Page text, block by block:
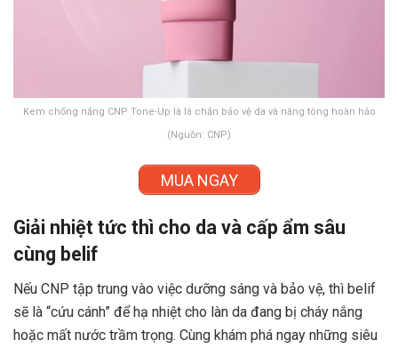
Kem chống nắng CNP Tone-Up là lá chắn bảo vệ da và nâng tông hoàn hảo
(Nguồn: CNP)
MUA NGAY
Giải nhiệt tức thì cho da và cấp ẩm sâu
cùng belif
Nếu CNP tập trung vào việc dưỡng sáng và bảo vệ, thì belif
sẽ là “cứu cánh” để hạ nhiệt cho làn da đang bị cháy nắng
hoặc mất nước trầm trọng. Cùng khám phá ngay những siêu